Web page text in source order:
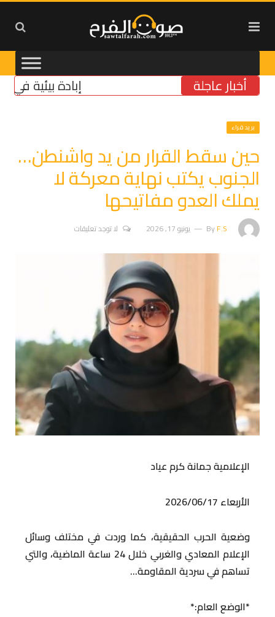
أخبار عاجلة إبادة بيئية في
بريد قراء
حين سقط القرار من يد واشنطن…
الجنوب يكتب نهاية معركة لا
يملك العدو مفاتيحها
ByF.S يونيو 17, 2026 لا توجد تعليقات
الإعلامية جمانة كرم عياد
الأربعاء 2026/06/17
وضعية الحرب الحقيقية، كما وردت في مختلف وسائل
الإعلام المعادي والغربي خلال 24 ساعة الماضية، والتي
تساهم في سردية المقاومة…
*الوضع العام:*